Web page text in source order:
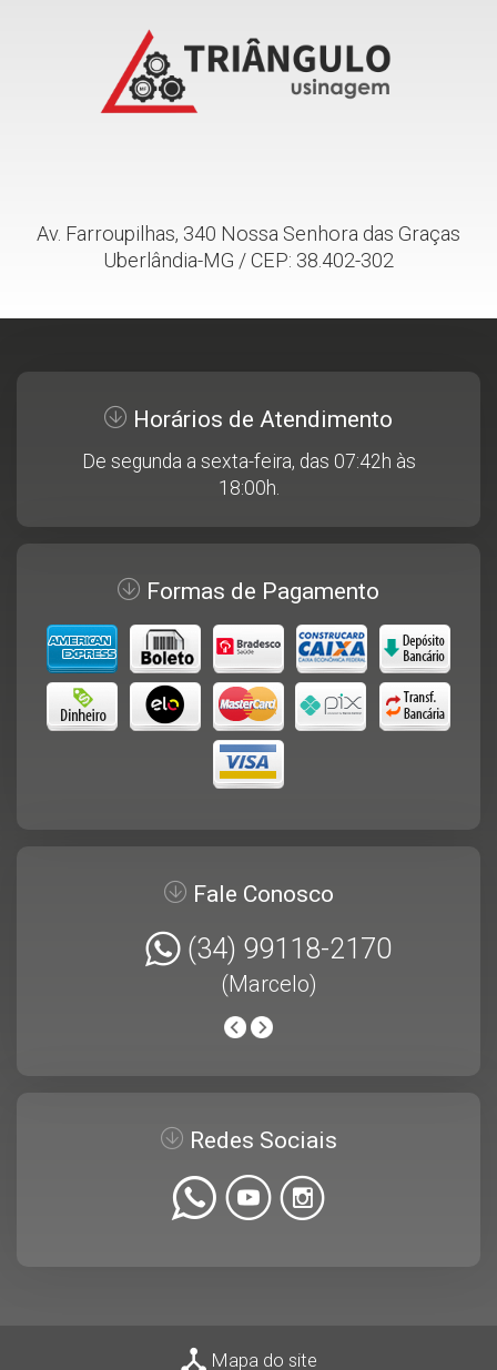
Av. Farroupilhas, 340 Nossa Senhora das Graças
Uberlândia-MG / CEP: 38.402-302
Horários de Atendimento
De segunda a sexta-feira, das 07:42h às
18:00h.
Formas de Pagamento
Fale Conosco
(34) 99118-2170
(Marcelo)
Redes Sociais
Mapa do site